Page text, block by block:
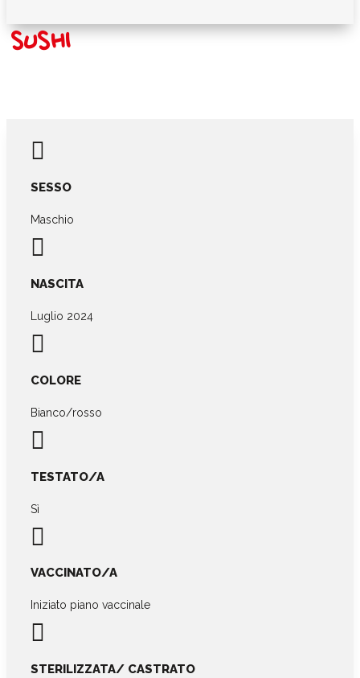
SUSHI

SESSO
Maschio

NASCITA
Luglio 2024

COLORE
Bianco/rosso

TESTATO/A
Sì

VACCINATO/A
Iniziato piano vaccinale

STERILIZZATA/ CASTRATO